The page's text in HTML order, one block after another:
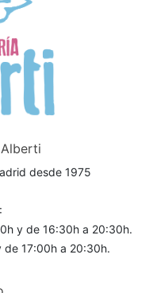
desde 1975
y de 16:30h a 20:30h.
de 17:00h a 20:30h.